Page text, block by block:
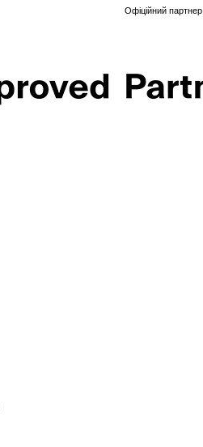
Офіційний партнер